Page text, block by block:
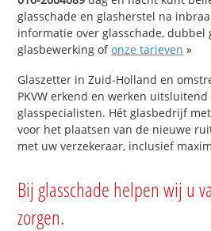
glasschade en glasherstel na
informatie over glasschade, dubbel
glasbewerking ofonze tarieven »
Glaszetter in Zuid-Holland en
PKVW erkend en werken
glasspecialisten. Hét glasbedrijf
voor het plaatsen van de nieuwe
met uw verzekeraar, inclusief
Bij glasschade helpen wij u
zorgen.